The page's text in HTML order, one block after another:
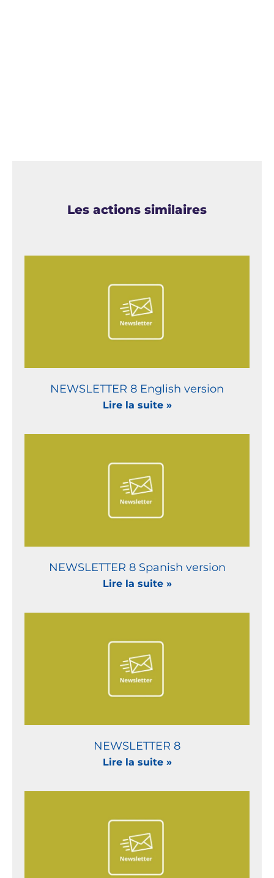
Les actions similaires
NEWSLETTER 8 English version
Lire la suite »
NEWSLETTER 8 Spanish version
Lire la suite »
NEWSLETTER 8
Lire la suite »